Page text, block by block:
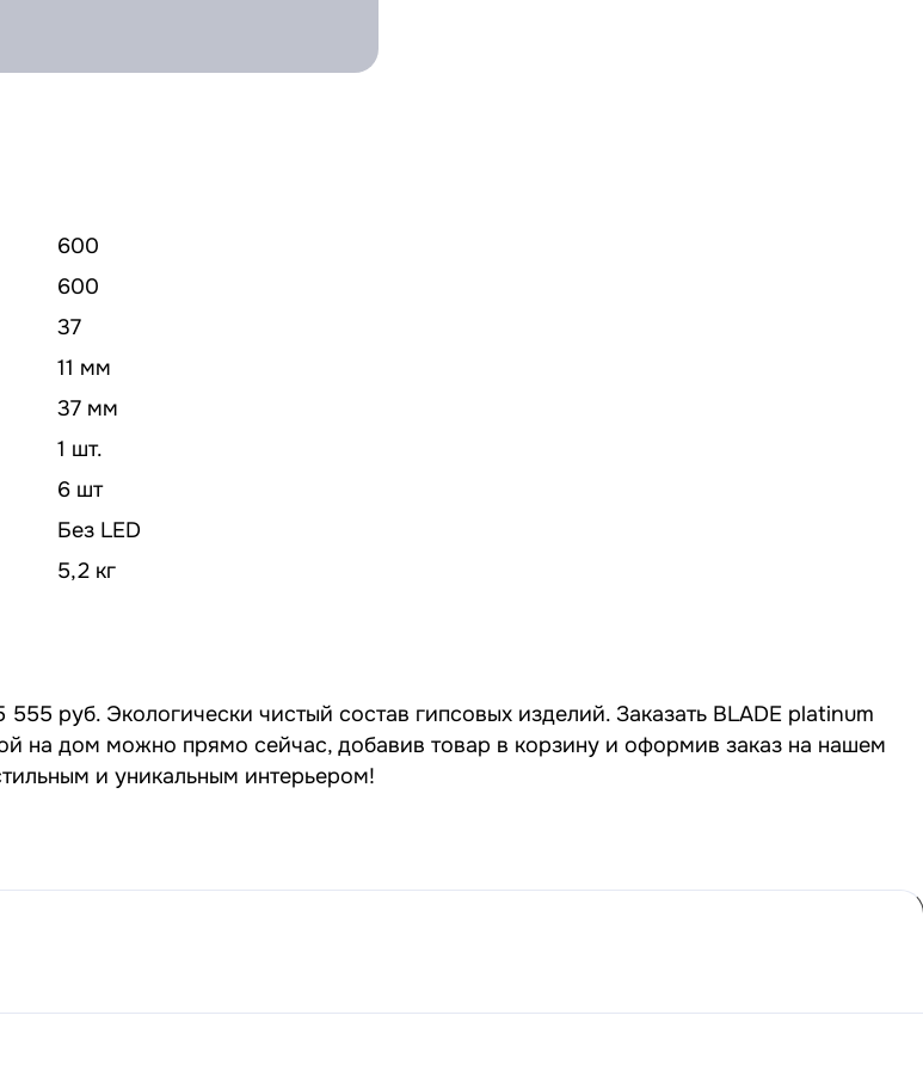
600
600
37
11 мм
37 мм
1 шт.
6 шт
Без LED
5,2 кг
руб. Экологически чистый состав гипсовых изделий. Заказать BLADE platinum
на дом можно прямо сейчас, добавив товар в корзину и оформив заказ на нашем
и уникальным интерьером!